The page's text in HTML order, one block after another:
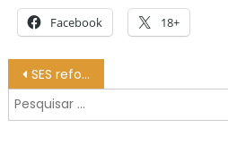
Facebook 18+
Navegação
de
Post
SES reforça Outubro Rosa com entrega de novos mamógrafos e campanha de prevenção ao câncer de mama
Pesquisar
por: